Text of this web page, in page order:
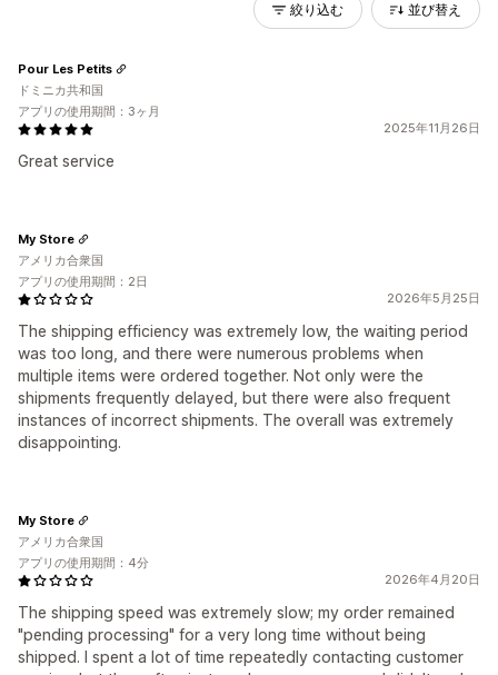
絞り込む 並び替え
2025年11月26日
Great service
Pour Les Petits
ドミニカ共和国
アプリの使用期間：3ヶ月
2026年5月25日
The shipping efficiency was extremely low, the waiting period
was too long, and there were numerous problems when
multiple items were ordered together. Not only were the
shipments frequently delayed, but there were also frequent
instances of incorrect shipments. The overall was extremely
disappointing.
My Store
アメリカ合衆国
アプリの使用期間：2日
2026年4月20日
The shipping speed was extremely slow; my order remained
"pending processing" for a very long time without being
shipped. I spent a lot of time repeatedly contacting customer
My Store
アメリカ合衆国
アプリの使用期間：4分